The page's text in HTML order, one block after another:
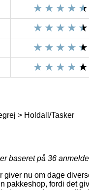
> Holdall/Tasker
baseret på 36
giver nu om dage
pakkeshop, fordi det